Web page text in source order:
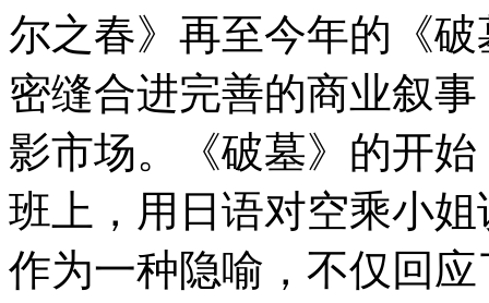
尔之春》再至今年的《
密缝合进完善的商业叙
影市场。《破墓》的开
班上，用日语对空乘小
作为一种隐喻，不仅回